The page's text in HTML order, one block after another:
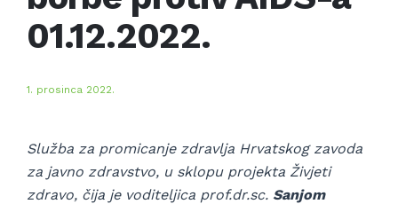
01.12.2022.
1. prosinca 2022.
Služba za promicanje zdravlja Hrvatskog zavoda
za javno zdravstvo, u sklopu projekta Živjeti
zdravo, čija je voditeljica prof.dr.sc. Sanjom